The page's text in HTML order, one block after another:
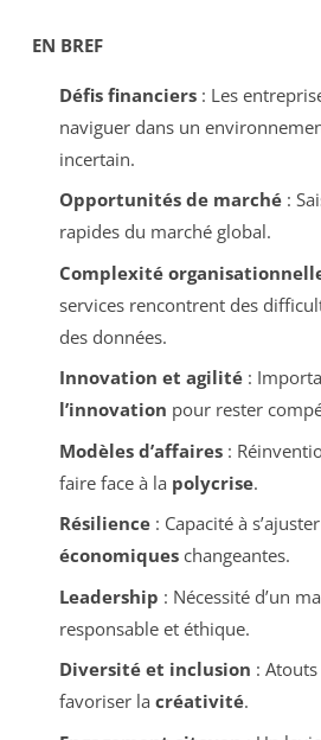
EN BREF
Défis financiers: Les
naviguer dans un
incertain.
Opportunités de marché:
rapides du marché global.
Complexité
services rencontrent des
des données.
Innovation et agilité:
l’innovation pour rester
Modèles d’affaires:
faire face à la polycrise.
Résilience: Capacité à
économiqueschangeantes.
Leadership : Nécessité d’un
responsable et éthique.
Diversité et inclusion :
favoriser la créativité.